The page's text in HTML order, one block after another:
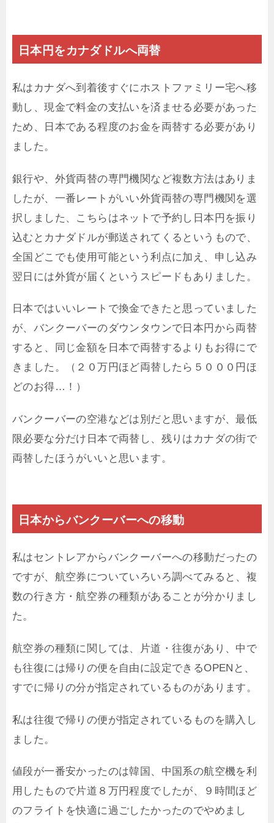
日本円をカナダドルへ両替
私はカナダへ到着後すぐにホストファミリー宅へ移
動し、現金で料金の支払いを済ませる必要があった
ため、日本である程度のお金を両替する必要があり
ました。
銀行や、外貨両替の専門機関など複数方法はありま
したが、一番レートがいい外貨両替の専門機関を選
択しました、こちらはネットで予約し日本円を振り
込むとカナダドルが郵送されてくるというもので、
全国どこでも使用可能という利点に加え、申し込み
翌日には外貨が届くというスピードもありました。
日本ではいいレートで換金できたと思っていました
が、バンクーバーのダウンタウンで日本円から両替
すると、同じ金額を日本で両替するよりもお得にで
きました。（２０万円ほど両替したら５０００円ほ
どのお得…！）
バンクーバーの空港などは別だと思いますが、最低
限必要な分だけ日本で両替し、残りはカナダの街で
両替したほうがいいと思います。
日本からバンクーバーへの移動
私はセントレアからバンクーバーへの移動だったの
ですが、航空券についていろいろ調べてみると、複
数の行き方・航空券の種類があることが分かりまし
た。
航空券の種類に関しては、片道・往復があり、中で
も往復には帰りの便を自由に設定できるOPENと、
すでに帰りの分が指定されているものがあります。
私は往復で帰りの便が指定されているものを購入し
ました。
値段が一番安かったのは韓国、中国系の航空機を利
用したもので片道８万円程度でしたが、９時間ほど
のフライトを快適に過ごしたかったのでやめまし